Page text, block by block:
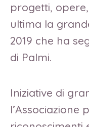
progetti,
ultima la
2019 che ha
di Palmi.
Iniziative di
l’Associazione